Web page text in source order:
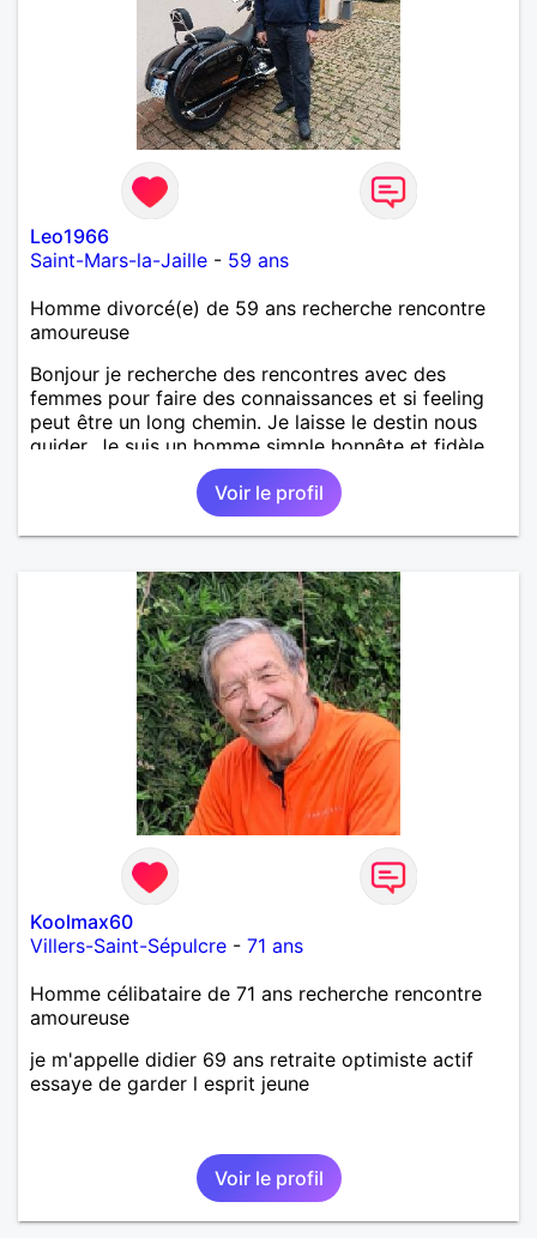
Leo1966
Saint-Mars-la-Jaille - 59 ans
Homme divorcé(e) de 59 ans recherche rencontre
amoureuse
Bonjour je recherche des rencontres avec des
femmes pour faire des connaissances et si feeling
peut être un long chemin. Je laisse le destin nous
guider. Je suis un homme simple honnête et fidèle.
Voir le profil
Koolmax60
Villers-Saint-Sépulcre - 71 ans
Homme célibataire de 71 ans recherche rencontre
amoureuse
je m'appelle didier 69 ans retraite optimiste actif
essaye de garder l esprit jeune
Voir le profil